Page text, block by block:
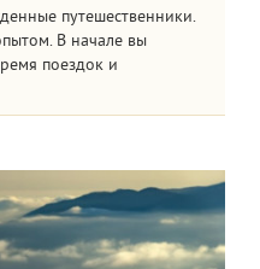
путешественники.
В начале вы
поездок и